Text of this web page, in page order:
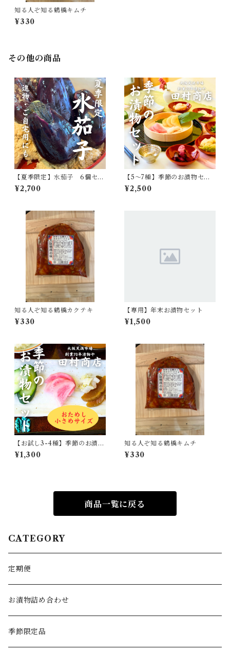
知る人ぞ知る鶴橋キムチ
¥330
その他の商品
【夏季限定】水茄子 6個セッ
ト
¥2,700
【5〜7種】季節のお漬物セッ
ト
¥2,500
知る人ぞ知る鶴橋カクテキ
¥330
【専用】年末お漬物セット
¥1,500
【お試し3-4種】季節のお漬物
セット
¥1,300
知る人ぞ知る鶴橋キムチ
¥330
商品一覧に戻る
CATEGORY
定期便
お漬物詰め合わせ
季節限定品